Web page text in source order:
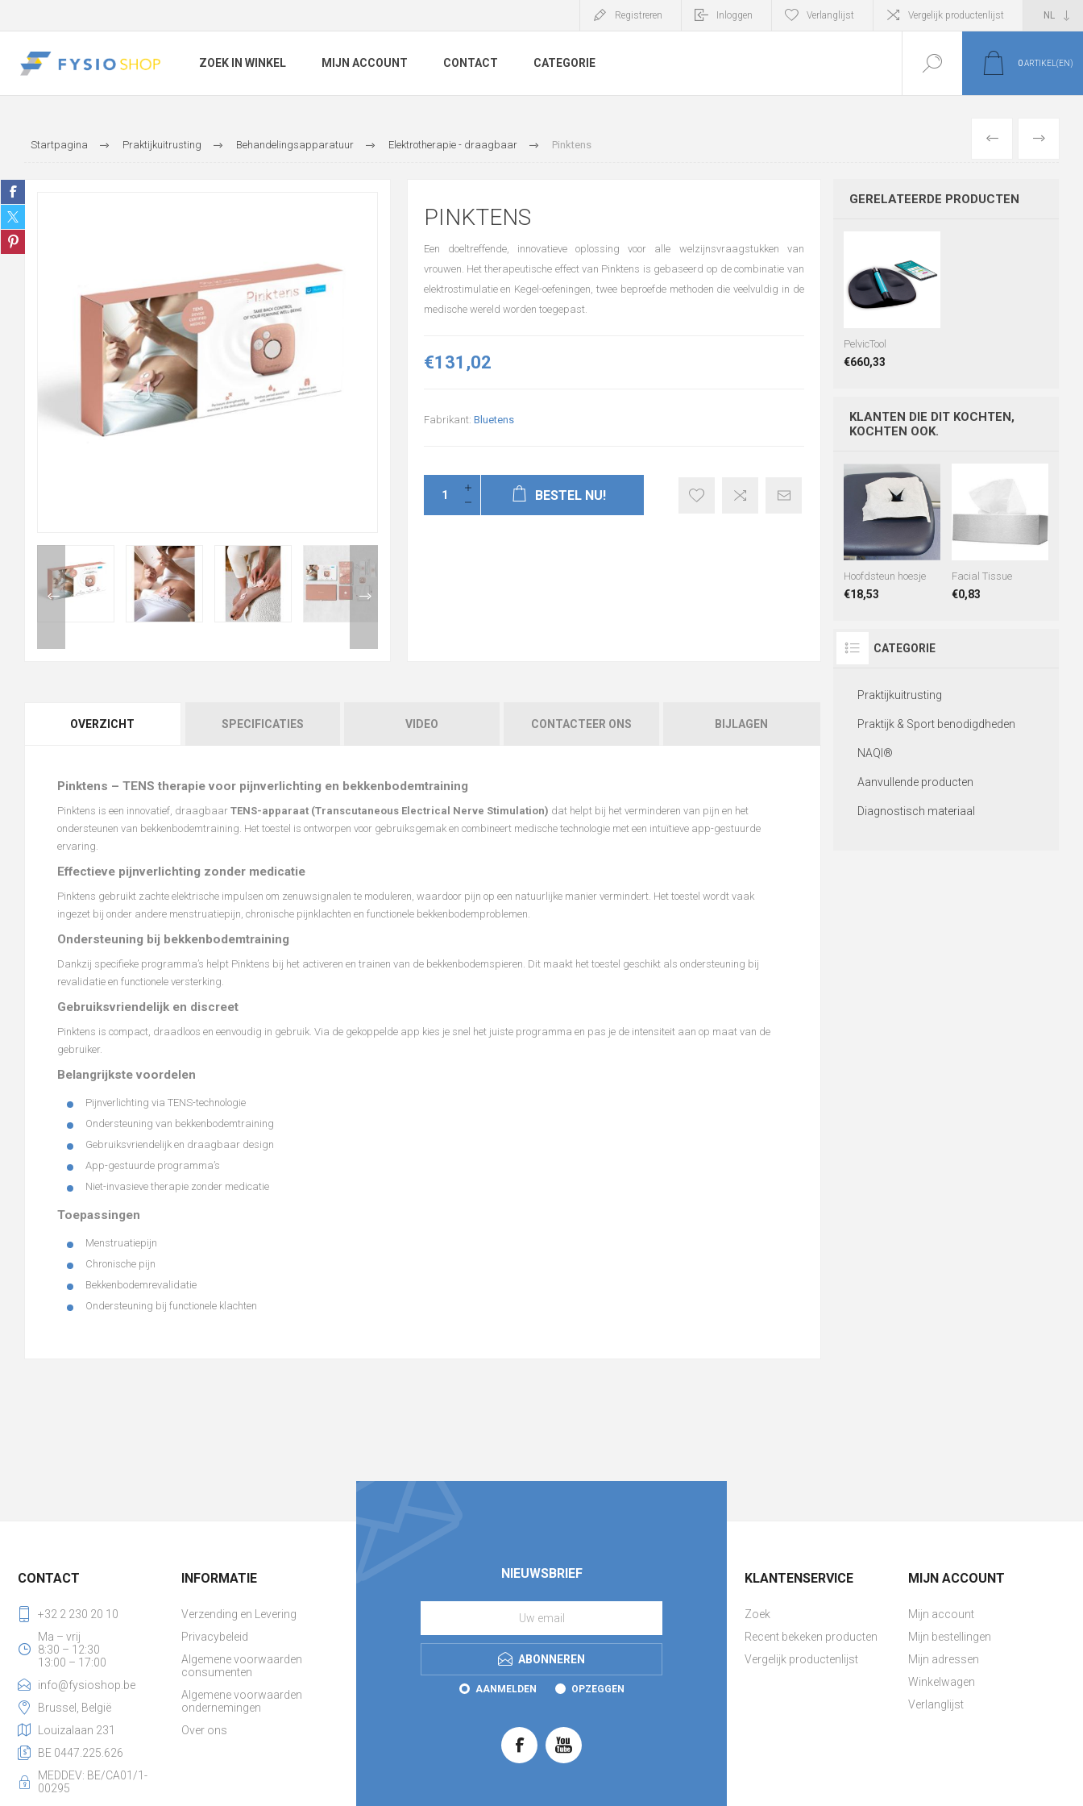
Registreren Inloggen Verlanglijst Vergelijk productenlijst
ZOEK IN WINKEL MIJN ACCOUNT CONTACT CATEGORIE 0ARTIKEL(EN)
Startpagina Praktijkuitrusting Behandelingsapparatuur Elektrotherapie - draagbaar Pinktens VORIGE
PINKTENS
Een doeltreffende, innovatieve oplossing voor alle welzijnsvraagstukken van
vrouwen. Het therapeutische effect van Pinktens is gebaseerd op de combinatie van
elektrostimulatie en Kegel-oefeningen, twee beproefde methoden die veelvuldig in de
medische wereld worden toegepast.
€131,02
Fabrikant: Bluetens
BESTEL NU!
OVERZICHT SPECIFICATIES VIDEO CONTACTEER ONS BIJLAGEN
Pinktens – TENS therapie voor pijnverlichting en bekkenbodemtraining
Pinktens is een innovatief, draagbaar TENS-apparaat (Transcutaneous Electrical Nerve Stimulation) dat helpt bij het verminderen van pijn en het
ondersteunen van bekkenbodemtraining. Het toestel is ontworpen voor gebruiksgemak en combineert medische technologie met een intuïtieve app-gestuurde
ervaring.
Effectieve pijnverlichting zonder medicatie
Pinktens gebruikt zachte elektrische impulsen om zenuwsignalen te moduleren, waardoor pijn op een natuurlijke manier vermindert. Het toestel wordt vaak
ingezet bij onder andere menstruatiepijn, chronische pijnklachten en functionele bekkenbodemproblemen.
Ondersteuning bij bekkenbodemtraining
Dankzij specifieke programma’s helpt Pinktens bij het activeren en trainen van de bekkenbodemspieren. Dit maakt het toestel geschikt als ondersteuning bij
revalidatie en functionele versterking.
Gebruiksvriendelijk en discreet
Pinktens is compact, draadloos en eenvoudig in gebruik. Via de gekoppelde app kies je snel het juiste programma en pas je de intensiteit aan op maat van de
gebruiker.
Belangrijkste voordelen
Pijnverlichting via TENS-technologie
Ondersteuning van bekkenbodemtraining
Gebruiksvriendelijk en draagbaar design
App-gestuurde programma’s
Niet-invasieve therapie zonder medicatie
Toepassingen
Menstruatiepijn
Chronische pijn
Bekkenbodemrevalidatie
Ondersteuning bij functionele klachten
GERELATEERDE PRODUCTEN
PelvicTool
€660,33
KLANTEN DIE DIT KOCHTEN,
KOCHTEN OOK.
Hoofdsteun hoesje
€18,53
Facial Tissue
€0,83
CATEGORIE
Praktijkuitrusting
Praktijk & Sport benodigdheden
NAQI®
Aanvullende producten
Diagnostisch materiaal
NIEUWSBRIEF
ABONNEREN
AANMELDEN OPZEGGEN
CONTACT
+32 2 230 20 10
Ma – vrij
8:30 – 12:30
13:00 – 17:00
info@fysioshop.be
Brussel, België
Louizalaan 231
BE 0447.225.626
MEDDEV: BE/CA01/1-
00295
INFORMATIE
Verzending en Levering
Privacybeleid
Algemene voorwaarden
consumenten
Algemene voorwaarden
ondernemingen
Over ons
KLANTENSERVICE
Zoek
Recent bekeken producten
Vergelijk productenlijst
MIJN ACCOUNT
Mijn account
Mijn bestellingen
Mijn adressen
Winkelwagen
Verlanglijst